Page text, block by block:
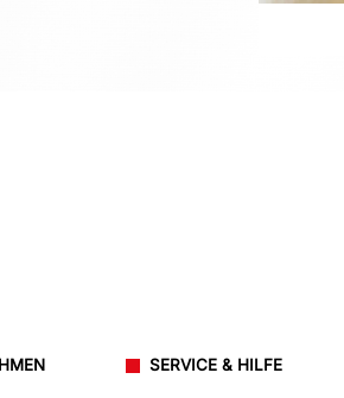
SERVICE & HILFE